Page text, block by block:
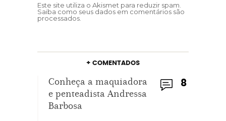
Este site utiliza o Akismet para reduzir spam.
Saiba como seus dados em comentários são
processados
+ COMENTADOS
8
Conheça a maquiadora
e penteadista Andressa
Barbosa